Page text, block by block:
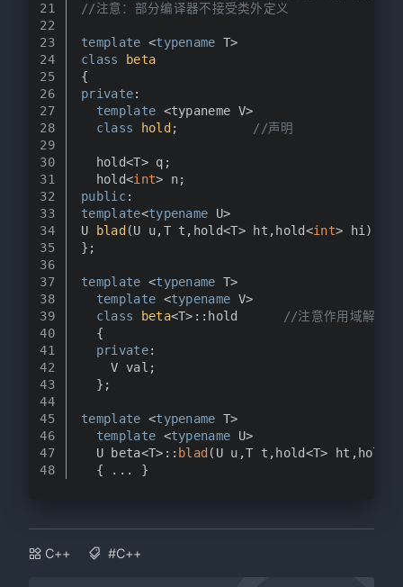
21
22
23
24
25
26
27
28
29
30
31
32
33
34
35
36
37
38
39
40
41
42
43
44
45
46
47
48
//注意：部分编译器不接受类外定义
template <typename T>
class
beta
{
private:
template <typaneme V>
class
hold ; //声明
  hold<T> q;
  hold<
int> n;
public:
template<typename U>
U
blad (U u,T t,hold<T> ht,hold<int> hi)
};
template <typename T>
template <typename V>
class
beta<T>::hold
//注意作用域解析运
  {
private:
    V val;
  };
template <typename T>
template <typename U>
  U beta<T>::
blad (U u,T t,hold<T> ht,hold<
  { ... }
C++ #C++